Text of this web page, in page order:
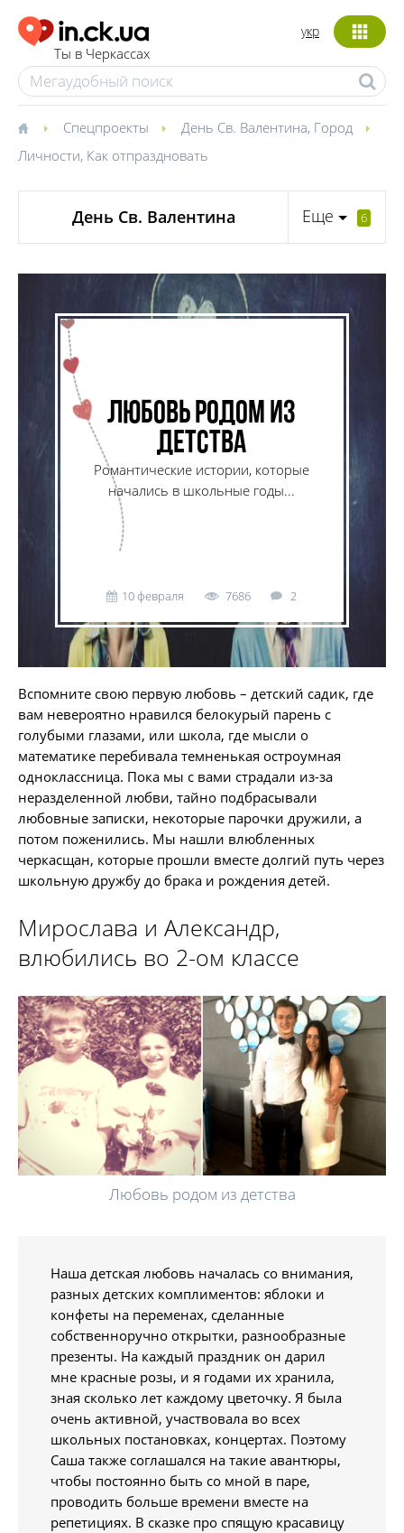
Ты в Черкассах
укр
Спецпроекты День Св. Валентина, Город
Личности, Как отпраздновать
День Св. Валентина Еще 6
Любовь родом из
детства
Романтические истории, которые
начались в школьные годы...
10 февраля 7686 2
Вспомните свою первую любовь – детский садик, где
вам невероятно нравился белокурый парень с
голубыми глазами, или школа, где мысли о
математике перебивала темненькая остроумная
одноклассница. Пока мы с вами страдали из-за
неразделенной любви, тайно подбрасывали
любовные записки, некоторые парочки дружили, а
потом поженились. Мы нашли влюбленных
черкасщан, которые прошли вместе долгий путь через
школьную дружбу до брака и рождения детей.
Мирослава и Александр,
влюбились во 2-ом классе
Любовь родом из детства
Наша детская любовь началась со внимания,
разных детских комплиментов: яблоки и
конфеты на переменах, сделанные
собственноручно открытки, разнообразные
презенты. На каждый праздник он дарил
мне красные розы, и я годами их хранила,
зная сколько лет каждому цветочку. Я была
очень активной, участвовала во всех
школьных постановках, концертах. Поэтому
Саша также соглашался на такие авантюры,
чтобы постоянно быть со мной в паре,
проводить больше времени вместе на
репетициях. В сказке про спящую красавицу